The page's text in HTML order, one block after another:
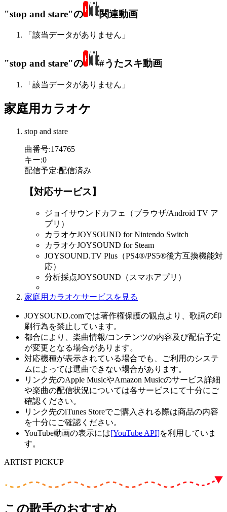
"stop and stare"の 関連動画
「該当データがありません」
"stop and stare"の #うたスキ動画
「該当データがありません」
家庭用カラオケ
stop and stare
曲番号:174765
キー:0
配信予定:配信済み
【対応サービス】
ジョイサウンドカフェ（ブラウザ/Android TV ア
プリ）
カラオケJOYSOUND for Nintendo Switch
カラオケJOYSOUND for Steam
JOYSOUND.TV Plus（PS4®/PS5®後方互換機能対
応）
分析採点JOYSOUND（スマホアプリ）
家庭用カラオケサービスを見る
JOYSOUND.comでは著作権保護の観点より、歌詞の印
刷行為を禁止しています。
都合により、楽曲情報/コンテンツの内容及び配信予定
が変更となる場合があります。
対応機種が表示されている場合でも、ご利用のシステ
ムによっては選曲できない場合があります。
リンク先のApple MusicやAmazon Musicのサービス詳細
や楽曲の配信状況については各サービスにて十分にご
確認ください。
リンク先のiTunes Storeでご購入される際は商品の内容
を十分にご確認ください。
YouTube動画の表示には[YouTube API]を利用していま
す。
ARTIST PICKUP
この歌手のおすすめ